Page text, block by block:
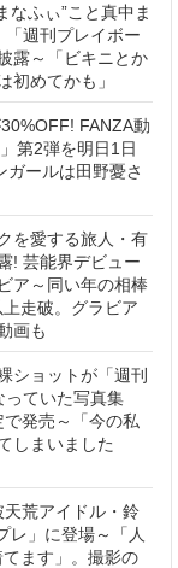
なふぃ”こと真中ま
週刊プレイボー
露～「ビキニとか
初めてかも」
FANZA動
第2弾を明日1日
ールは田野憂さ
を愛する旅人・有
! 芸能界デビュー
ア～同い年の相棒
走破。グラビア
画も
ショットが「週刊
っていた写真集
で発売～「今の私
しまいました
荒アイドル・鈴
レ」に登場～「人
ます」。撮影の